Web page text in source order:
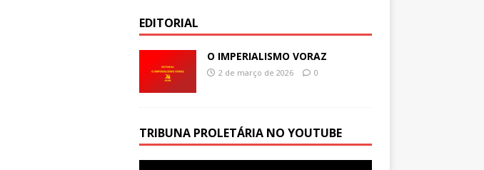
EDITORIAL
O IMPERIALISMO VORAZ
2 de março de 2026 0
TRIBUNA PROLETÁRIA NO YOUTUBE